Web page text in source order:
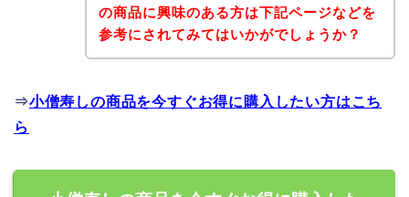
の商品に興味のある方は下記ページなどを
参考にされてみてはいかがでしょうか？
⇒小僧寿しの商品を今すぐお得に購入したい方はこち
ら